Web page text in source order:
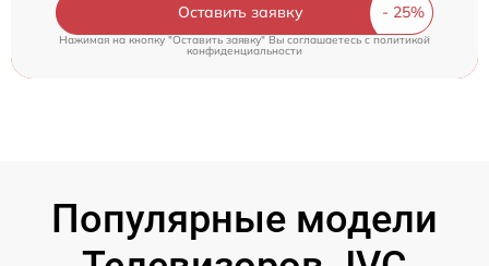
Оставить заявку
Нажимая на кнопку "Оставить заявку" Вы соглашаетесь c политикой
конфиденциальности
Популярные модели